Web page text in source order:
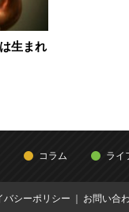
生まれ
コラム ライ
バシーポリシー お問い合